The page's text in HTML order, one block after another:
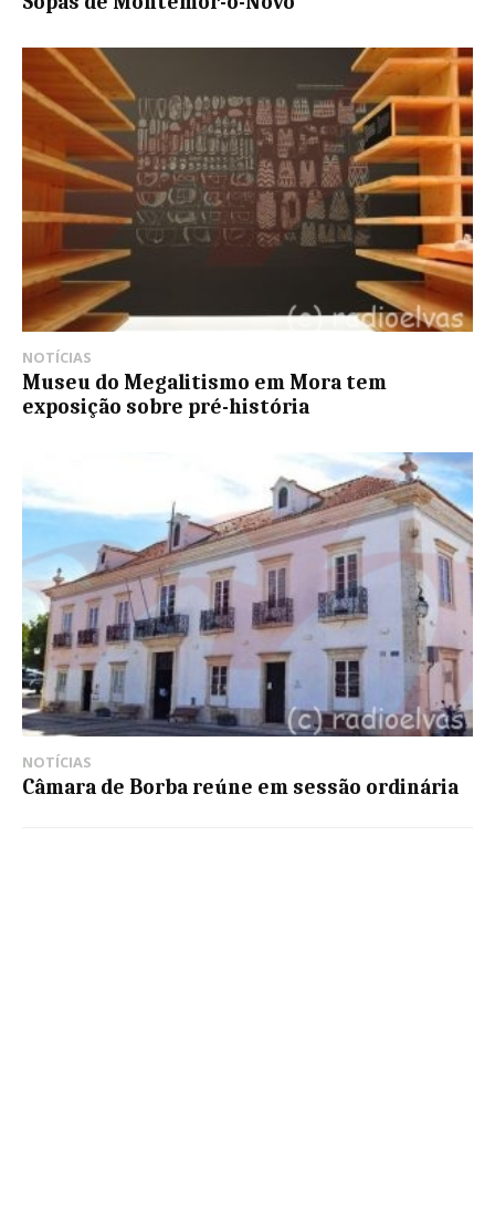
NOTÍCIAS
Museu do Megalitismo em Mora tem
exposição sobre pré-história
NOTÍCIAS
Câmara de Borba reúne em sessão ordinária